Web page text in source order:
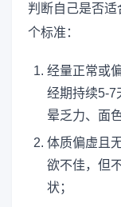
判断自己是否
个标准：
经量正常或
经期持续5-7
晕乏力、面
体质偏虚且
欲不佳，但
状；